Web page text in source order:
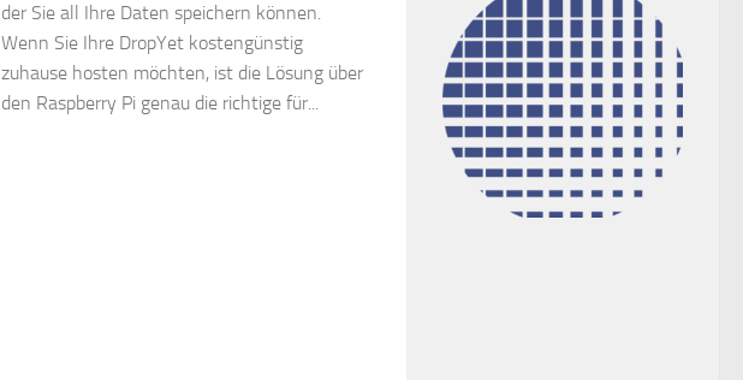
der Sie all Ihre Daten speichern können.
Wenn Sie Ihre DropYet kostengünstig
zuhause hosten möchten, ist die Lösung über
den Raspberry Pi genau die richtige für...